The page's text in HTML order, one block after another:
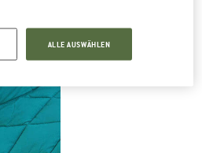
EvoDry
ALLE AUSWÄHLEN